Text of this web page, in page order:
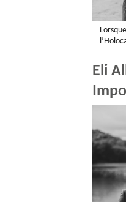
Eli